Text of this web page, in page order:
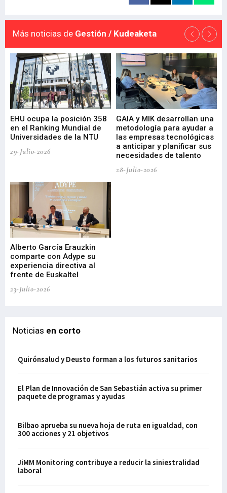
Más noticias de Gestión / Kudeaketa
EHU ocupa la posición 358
en el Ranking Mundial de
Universidades de la NTU
29-Julio-2026
GAIA y MIK desarrollan una
metodología para ayudar a
las empresas tecnológicas
a anticipar y planificar sus
necesidades de talento
28-Julio-2026
Alberto García Erauzkin
comparte con Adype su
experiencia directiva al
frente de Euskaltel
23-Julio-2026
Noticias en corto
Quirónsalud y Deusto forman a los futuros sanitarios
El Plan de Innovación de San Sebastián activa su primer
paquete de programas y ayudas
Bilbao aprueba su nueva hoja de ruta en igualdad, con
300 acciones y 21 objetivos
JiMM Monitoring contribuye a reducir la siniestralidad
laboral